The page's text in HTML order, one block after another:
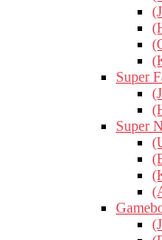
Super
Super